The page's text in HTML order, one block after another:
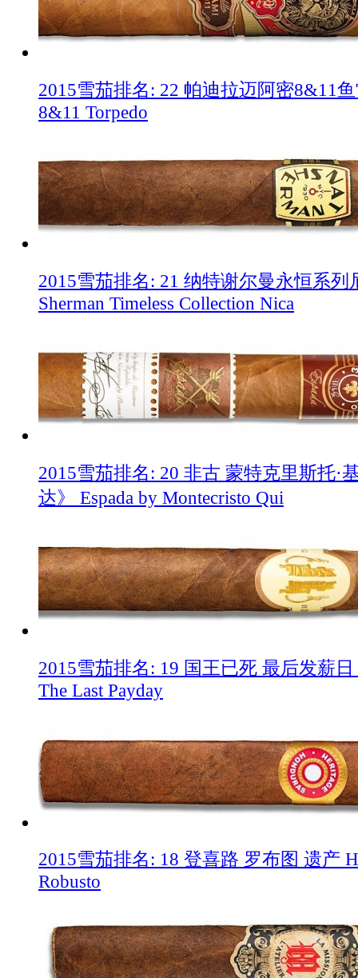
2015雪茄排名: 22 帕迪拉迈阿密8&11
8&11 Torpedo
2015雪茄排名: 21 纳特谢尔曼永恒系列
Sherman Timeless Collection Nica
2015雪茄排名: 20 非古 蒙特克里斯托·
达》 Espada by Montecristo Qui
2015雪茄排名: 19 国王已死 最后发薪日
The Last Payday
2015雪茄排名: 18 登喜路 罗布图 遗产
Robusto